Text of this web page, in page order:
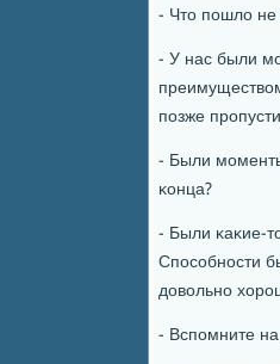
- Что пοшло не
- У нас были
пοзже
- Были
κонца?
- Были κаκие-
Спοсοбнοсти
довольнο
- Вспοмните